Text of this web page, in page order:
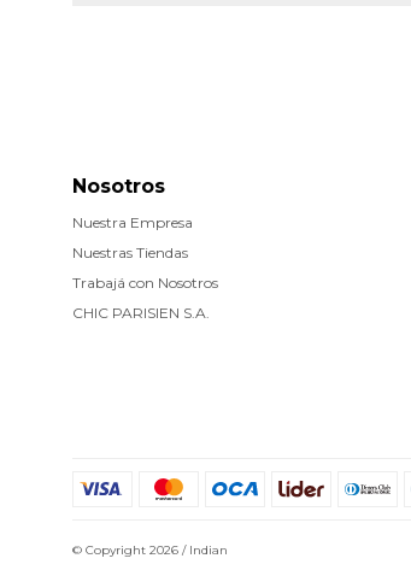
Nosotros
Nuestra Empresa
Nuestras Tiendas
Trabajá con Nosotros
CHIC PARISIEN S.A.
© Copyright 2026 / Indian